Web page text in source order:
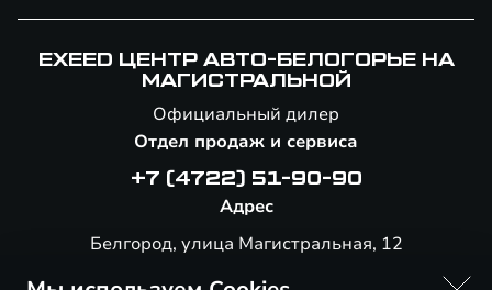
EXEED ЦЕНТР АВТО-БЕЛОГОРЬЕ НА
МАГИСТРАЛЬНОЙ
Официальный дилер
Отдел продаж и сервиса
+7 (4722) 51-90-90
Адрес
Белгород, улица Магистральная, 12